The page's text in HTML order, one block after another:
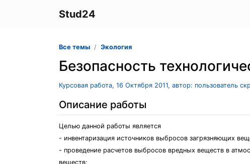
Stud24
Все темы Экология
Безопасность
Курсовая работа, 16 Октября 2011, автор: пользователь
Описание работы
Целью данной работы является
- инвентаризация источников выбросов загрязняющих
- проведение расчетов выбросов вредных веществ в
веществ;